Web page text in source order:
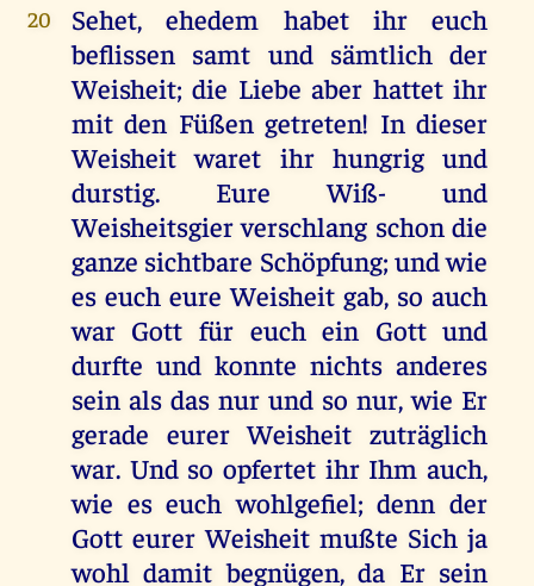
20
Sehet, ehedem habet ihr euch
beflissen samt und sämtlich der
Weisheit; die Liebe aber hattet ihr
mit den Füßen getreten! In dieser
Weisheit waret ihr hungrig und
durstig. Eure Wiß- und
Weisheitsgier verschlang schon die
ganze sichtbare Schöpfung; und wie
es euch eure Weisheit gab, so auch
war Gott für euch ein Gott und
durfte und konnte nichts anderes
sein als das nur und so nur, wie Er
gerade eurer Weisheit zuträglich
war. Und so opfertet ihr Ihm auch,
wie es euch wohlgefiel; denn der
Gott eurer Weisheit mußte Sich ja
wohl damit begnügen, da Er sein